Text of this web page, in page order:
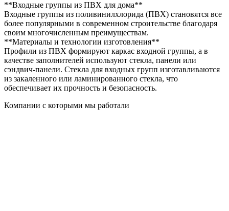
**Входные группы из ПВХ для дома**
Входные группы из поливинилхлорида (ПВХ) становятся все
более популярными в современном строительстве благодаря
своим многочисленным преимуществам.
**Материалы и технологии изготовления**
Профили из ПВХ формируют каркас входной группы, а в
качестве заполнителей используют стекла, панели или
сэндвич-панели. Стекла для входных групп изготавливаются
из закаленного или ламинированного стекла, что
обеспечивает их прочность и безопасность.
Компании с которыми мы работали